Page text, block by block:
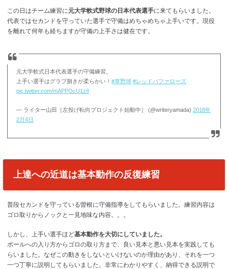
この日はチーム練習に元大学軟式野球の日本代表選手に来てもらいました。
代表ではセカンドを守っていた選手で守備はめちゃめちゃ上手いです。現役
を離れて何年も経ちますが守備の上手さは健在です。
元大学軟式日本代表選手の守備練習。
上手い選手はグラブ捌きが柔らかい！#草野球 #レッドバファローズ
pic.twitter.com/mAPPOcU1z8
— ライター山田［左投げ転向プロジェクト始動中］ (@writeryamada)2018年
2月4日
上達への近道は基本動作の反復練習
普段セカンドを守っている曽根に守備指導をしてもらいました。練習内容は
ゴロ取りからノックと一見地味な内容。。。
しかし、上手い選手ほど基本動作を大切にしていました。
ボールへの入り方からゴロの取り方まで、良い見本と悪い見本を実践しても
らいました。なぜこの動きをしないといけないのか理由があり、それを一つ
一つ丁寧に説明してもらいました。非常にわかりやすく、納得できる説明で